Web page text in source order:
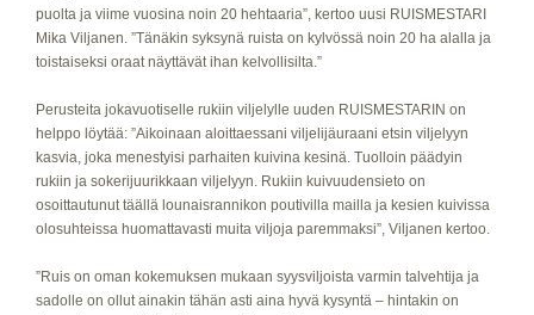
puolta ja viime vuosina noin 20 hehtaaria”, kertoo uusi RUISMESTARI
Mika Viljanen. ”Tänäkin syksynä ruista on kylvössä noin 20 ha alalla ja
toistaiseksi oraat näyttävät ihan kelvollisilta.”
Perusteita jokavuotiselle rukiin viljelylle uuden RUISMESTARIN on
helppo löytää: ”Aikoinaan aloittaessani viljelijäuraani etsin viljelyyn
kasvia, joka menestyisi parhaiten kuivina kesinä. Tuolloin päädyin
rukiin ja sokerijuurikkaan viljelyyn. Rukiin kuivuudensieto on
osoittautunut täällä lounaisrannikon poutivilla mailla ja kesien kuivissa
olosuhteissa huomattavasti muita viljoja paremmaksi”, Viljanen kertoo.
”Ruis on oman kokemuksen mukaan syysviljoista varmin talvehtija ja
sadolle on ollut ainakin tähän asti aina hyvä kysyntä – hintakin on